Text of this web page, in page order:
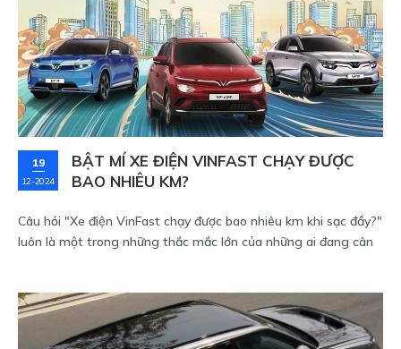
19
12-2024
BẬT MÍ XE ĐIỆN VINFAST CHẠY ĐƯỢC
BAO NHIÊU KM?
Câu hỏi "Xe điện VinFast chạy được bao nhiêu km khi sạc đầy?"
luôn là một trong những thắc mắc lớn của những ai đang cân
vào từng dòng xe, số km mà xe có thể di chuyển sau mỗi lần
sạc đầy cũng sẽ khác biệt.